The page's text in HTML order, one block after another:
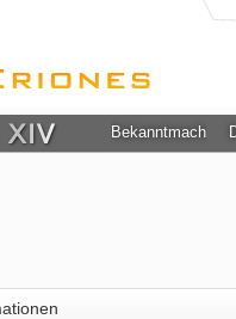
Bekanntmachung